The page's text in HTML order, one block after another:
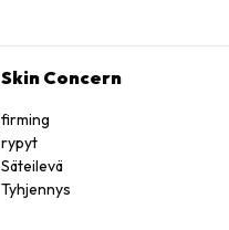
Skin Concern
firming
rypyt
Säteilevä
Tyhjennys